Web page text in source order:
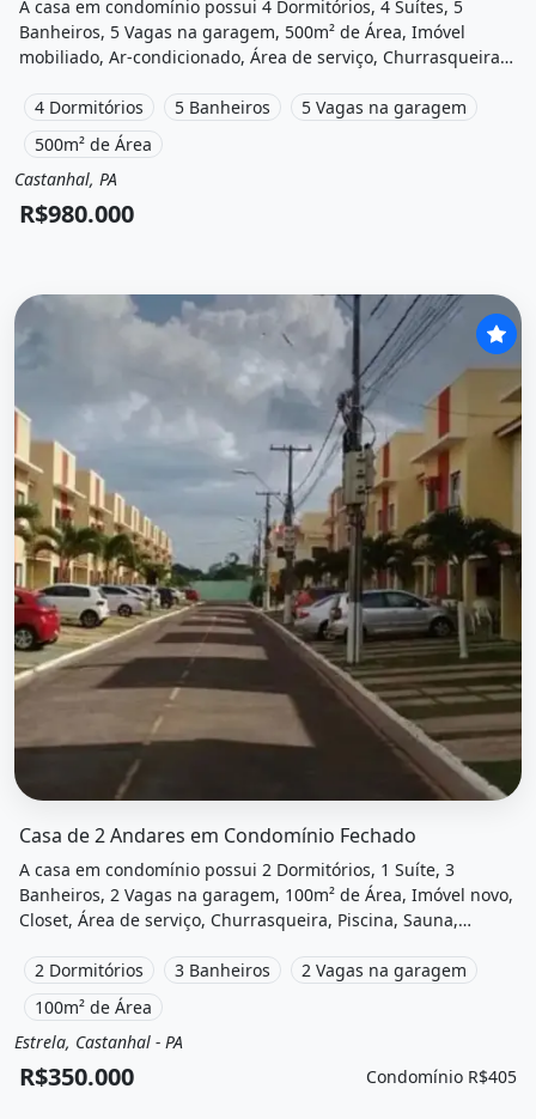
A casa em condomínio possui 4 Dormitórios, 4 Suítes, 5
Banheiros, 5 Vagas na garagem, 500m² de Área, Imóvel
mobiliado, Ar-condicionado, Área de serviço, Churrasqueira,
Paraíso, Castanhal, Pa à venda por R$980.000.
4 Dormitórios 5 Banheiros
5 Vagas na garagem
500m² de Área
Venda
Casa em condomínio
Castanhal, PA
R$980.000
Casa de 2 Andares em Condomínio Fechado
A casa em condomínio possui 2 Dormitórios, 1 Suíte, 3
Banheiros, 2 Vagas na garagem, 100m² de Área, Imóvel novo,
Closet, Área de serviço, Churrasqueira, Piscina, Sauna,
Kazuma Oyama, Castanhal, Pa à venda por R$350.000 e
Condomínio por R$405 /Mês.
2 Dormitórios 3 Banheiros
2 Vagas na garagem
100m² de Área
Venda
Casa em condomínio
Estrela, Castanhal - PA
R$350.000 Condomínio R$405